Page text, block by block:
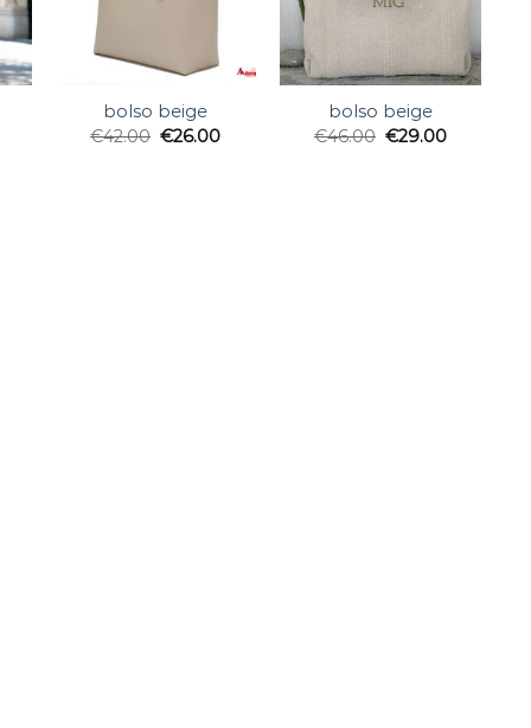
bolso beige
€42.00 €26.00
bolso beige
€46.00 €29.00